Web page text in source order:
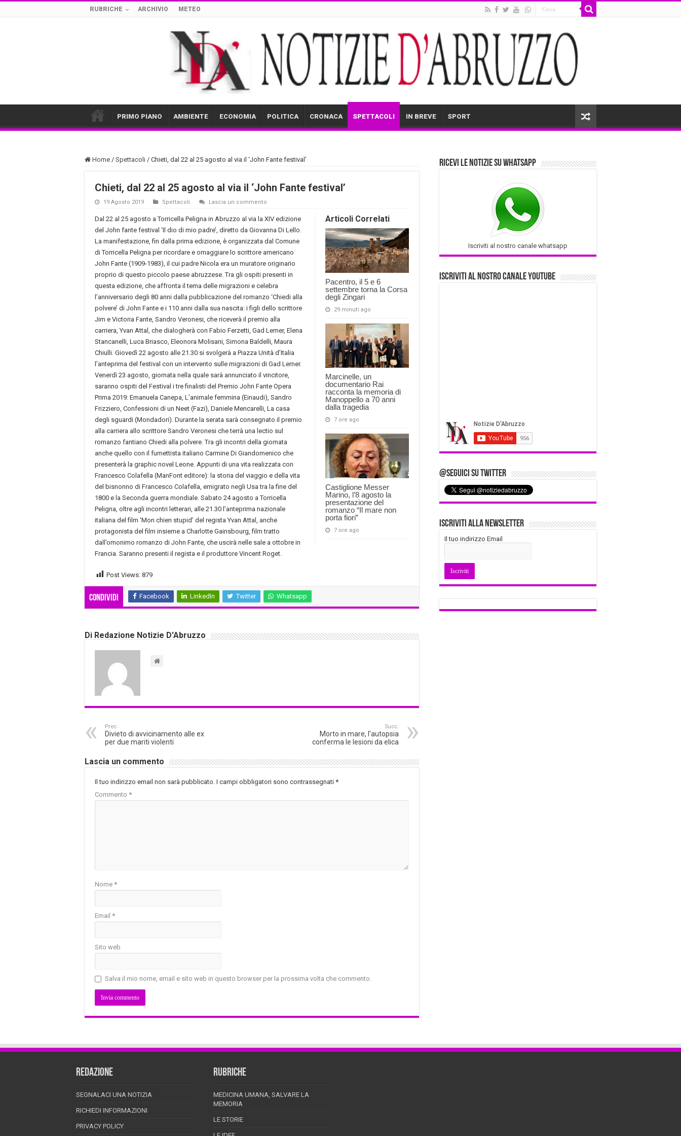
RUBRICHE ARCHIVIO METEO
PRIMO PIANO AMBIENTE ECONOMIA POLITICA CRONACA SPETTACOLI IN BREVE SPORT
Home / Spettacoli / Chieti, dal 22 al 25 agosto al via il ‘John Fante festival’
Chieti, dal 22 al 25 agosto al via il ‘John Fante festival’
19 Agosto 2019 Spettacoli Lascia un commento
Articoli Correlati
Pacentro, il 5 e 6
settembre torna la Corsa
degli Zingari
29 minuti ago
Marcinelle, un
documentario Rai
racconta la memoria di
Manoppello a 70 anni
dalla tragedia
7 ore ago
Castiglione Messer
Marino, l’8 agosto la
presentazione del
romanzo “Il mare non
porta fiori”
7 ore ago
Dal 22 al 25 agosto a Torricella Peligna in Abruzzo al via la XIV edizione
del John fante festival ‘Il dio di mio padre’, diretto da Giovanna Di Lello.
La manifestazione, fin dalla prima edizione, è organizzata dal Comune
di Torricella Peligna per ricordare e omaggiare lo scrittore americano
John Fante (1909-1983), il cui padre Nicola era un muratore originario
proprio di questo piccolo paese abruzzese. Tra gli ospiti presenti in
questa edizione, che affronta il tema delle migrazioni e celebra
l’anniversario degli 80 anni dalla pubblicazione del romanzo ‘Chiedi alla
polvere’ di John Fante e i 110 anni dalla sua nascita: i figli dello scrittore
Jim e Victoria Fante, Sandro Veronesi, che riceverà il premio alla
carriera, Yvan Attal, che dialogherà con Fabio Ferzetti, Gad Lerner, Elena
Stancanelli, Luca Briasco, Eleonora Molisani, Simona Baldelli, Maura
Chiulli. Giovedì 22 agosto alle 21.30 si svolgerà a Piazza Unità d’Italia
l’anteprima del festival con un intervento sulle migrazioni di Gad Lerner.
Venerdì 23 agosto, giornata nella quale sarà annunciato il vincitore,
saranno ospiti del Festival i tre finalisti del Premio John Fante Opera
Prima 2019: Emanuela Canepa, L’animale femmina (Einaudi), Sandro
Frizziero, Confessioni di un Neet (Fazi), Daniele Mencarelli, La casa
degli sguardi (Mondadori). Durante la serata sarà consegnato il premio
alla carriera allo scrittore Sandro Veronesi che terrà una lectio sul
romanzo fantiano Chiedi alla polvere. Tra gli incontri della giornata
anche quello con il fumettista italiano Carmine Di Giandomenico che
presenterà la graphic novel Leone. Appunti di una vita realizzata con
Francesco Colafella (ManFont editore): la storia del viaggio e della vita
del bisnonno di Francesco Colafella, emigrato negli Usa tra la fine del
1800 e la Seconda guerra mondiale. Sabato 24 agosto a Torricella
Peligna, oltre agli incontri letterari, alle 21.30 l’anteprima nazionale
italiana del film ‘Mon chien stupid’ del regista Yvan Attal, anche
protagonista del film insieme a Charlotte Gainsbourg, film tratto
dall’omonimo romanzo di John Fante, che uscirà nelle sale a ottobre in
Francia. Saranno presenti il regista e il produttore Vincent Roget.
Post Views: 879
Condividi Facebook LinkedIn Twitter Whatsapp
Di Redazione Notizie D'Abruzzo
Prec.
Divieto di avvicinamento alle ex
per due mariti violenti
Succ.
Morto in mare, l’autopsia
conferma le lesioni da elica
Lascia un commento
Il tuo indirizzo email non sarà pubblicato. I campi obbligatori sono contrassegnati *
Commento *
Nome *
Email *
Sito web
Salva il mio nome, email e sito web in questo browser per la prossima volta che commento.
Ricevi le notizie su Whatsapp
Iscriviti al nostro canale whatsapp
Iscriviti al nostro Canale Youtube
@Seguici su Twitter
Iscriviti alla Newsletter
Il tuo indirizzo Email
REDAZIONE
SEGNALACI UNA NOTIZIA
RICHIEDI INFORMAZIONI
PRIVACY POLICY
RUBRICHE
MEDICINA UMANA, SALVARE LA
MEMORIA
LE STORIE